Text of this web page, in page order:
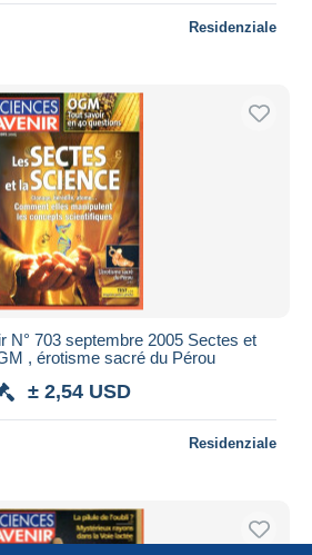
Residenziale
N° 703 septembre 2005 Sectes et
, érotisme sacré du Pérou
± 2,54 USD
Residenziale